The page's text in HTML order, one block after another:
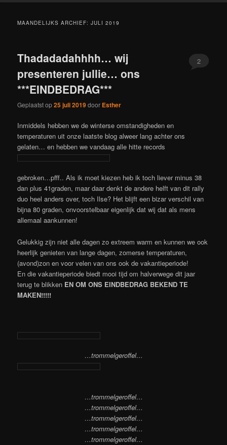
MAANDELIJKS ARCHIEF:JULI 2019
Thadadadahhhh… wij
presenteren jullie… ons
***EINDBEDRAG***
Geplaatst op25 juli 2019door Esther
2
Inmiddels hebben we de winterse omstandigheden en
temperaturen uit onze laatste blog alweer lang achter ons
gelaten… en hebben we vandaag alle hitte records
gebroken…pfff.. Als ik moet kiezen heb ik toch liever minus 38
dan plus 41graden, maar daar denkt de andere helft van dit rally
duo heel anders over, toch Ilse? Het blijft een bizar verschil van
bijna 80 graden, onvoorstelbaar eigenlijk dat wij dat als mens
allemaal aankunnen!
Gelukkig zijn niet alle dagen zo extreem warm en kunnen we ook
heerlijk genieten van lange dagen, zomerse temperaturen,
(avond)zon en voor velen van ons ook de vakantieperiode!
En die vakantieperiode biedt mooi tijd om halverwege dit jaar
terug te blikken EN OM ONS EINDBEDRAG BEKEND TE
MAKEN!!!!!
…trommelgeroffel…
…trommelgeroffel…
…trommelgeroffel…
…trommelgeroffel…
…trommelgeroffel…
…trommelgeroffel…